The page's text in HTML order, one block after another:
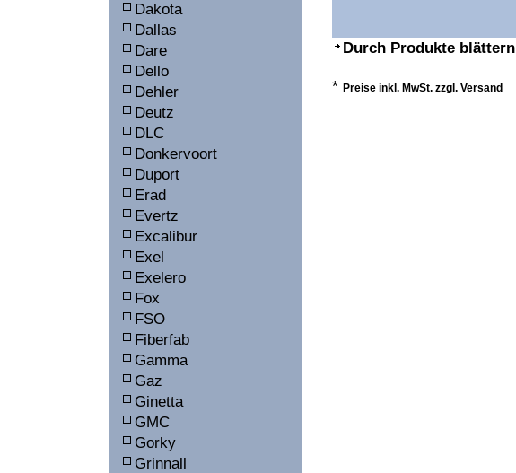
Dakota
Dallas
Dare
Dello
Dehler
Deutz
DLC
Donkervoort
Duport
Erad
Evertz
Excalibur
Exel
Exelero
Fox
FSO
Fiberfab
Gamma
Gaz
Ginetta
GMC
Gorky
Grinnall
Durch Produkte blättern
* Preise inkl. MwSt. zzgl. Versand